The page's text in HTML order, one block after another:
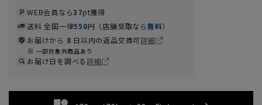
WEB会員なら37pt獲得
送料 全国一律550円（店舗受取なら無料）
お届けから 8 日以内の返品交換可詳細
一部対象外商品あり
お届け日を調べる詳細